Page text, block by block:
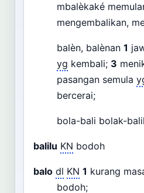
mbalèkaké
mengembalikan,
balèn, balènan 1
yg kembali; 3
pasangan semula
bercerai;
bola-bali bolak-
balilu KN bodoh
balo dl KN 1 kurang
bodoh;